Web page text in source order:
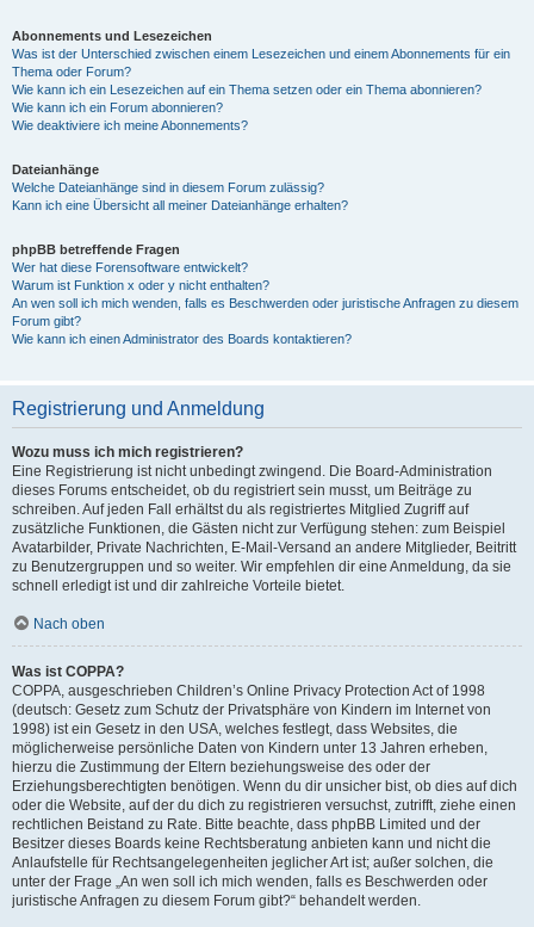
Abonnements und Lesezeichen
Was ist der Unterschied zwischen einem Lesezeichen und einem Abonnements für ein
Thema oder Forum?
Wie kann ich ein Lesezeichen auf ein Thema setzen oder ein Thema abonnieren?
Wie kann ich ein Forum abonnieren?
Wie deaktiviere ich meine Abonnements?
Dateianhänge
Welche Dateianhänge sind in diesem Forum zulässig?
Kann ich eine Übersicht all meiner Dateianhänge erhalten?
phpBB betreffende Fragen
Wer hat diese Forensoftware entwickelt?
Warum ist Funktion x oder y nicht enthalten?
An wen soll ich mich wenden, falls es Beschwerden oder juristische Anfragen zu diesem
Forum gibt?
Wie kann ich einen Administrator des Boards kontaktieren?
Registrierung und Anmeldung
Wozu muss ich mich registrieren?
Eine Registrierung ist nicht unbedingt zwingend. Die Board-Administration
dieses Forums entscheidet, ob du registriert sein musst, um Beiträge zu
schreiben. Auf jeden Fall erhältst du als registriertes Mitglied Zugriff auf
zusätzliche Funktionen, die Gästen nicht zur Verfügung stehen: zum Beispiel
Avatarbilder, Private Nachrichten, E-Mail-Versand an andere Mitglieder, Beitritt
zu Benutzergruppen und so weiter. Wir empfehlen dir eine Anmeldung, da sie
schnell erledigt ist und dir zahlreiche Vorteile bietet.
Nach oben
Was ist COPPA?
COPPA, ausgeschrieben Children’s Online Privacy Protection Act of 1998
(deutsch: Gesetz zum Schutz der Privatsphäre von Kindern im Internet von
1998) ist ein Gesetz in den USA, welches festlegt, dass Websites, die
möglicherweise persönliche Daten von Kindern unter 13 Jahren erheben,
hierzu die Zustimmung der Eltern beziehungsweise des oder der
Erziehungsberechtigten benötigen. Wenn du dir unsicher bist, ob dies auf dich
oder die Website, auf der du dich zu registrieren versuchst, zutrifft, ziehe einen
rechtlichen Beistand zu Rate. Bitte beachte, dass phpBB Limited und der
Besitzer dieses Boards keine Rechtsberatung anbieten kann und nicht die
Anlaufstelle für Rechtsangelegenheiten jeglicher Art ist; außer solchen, die
unter der Frage „An wen soll ich mich wenden, falls es Beschwerden oder
juristische Anfragen zu diesem Forum gibt?“ behandelt werden.